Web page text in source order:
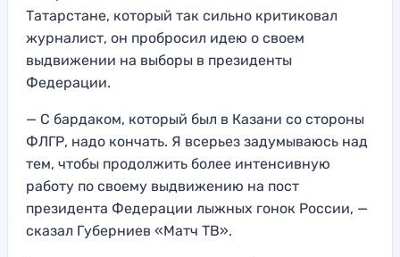
Татарстане, который так сильно критиковал
журналист, он пробросил идею о своем
выдвижении на выборы в президенты
Федерации.
— С бардаком, который был в Казани со стороны
ФЛГР, надо кончать. Я всерьез задумываюсь над
тем, чтобы продолжить более интенсивную
работу по своему выдвижению на пост
президента Федерации лыжных гонок России, —
сказал Губерниев «Матч ТВ».